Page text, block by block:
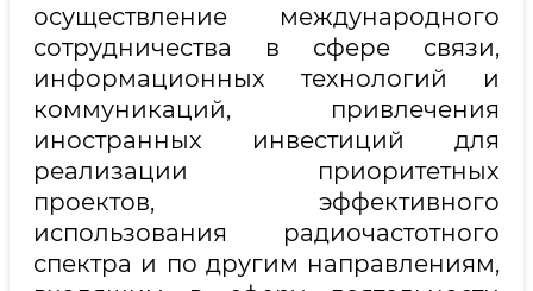
осуществление международного
сотрудничества в сфере связи,
информационных технологий и
коммуникаций, привлечения
иностранных инвестиций для
реализации приоритетных
проектов, эффективного
использования радиочастотного
спектра и по другим направлениям,